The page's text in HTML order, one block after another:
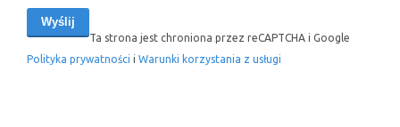
Ta strona jest chroniona przez reCAPTCHA i Google
Polityka prywatności i Warunki korzystania z usługi